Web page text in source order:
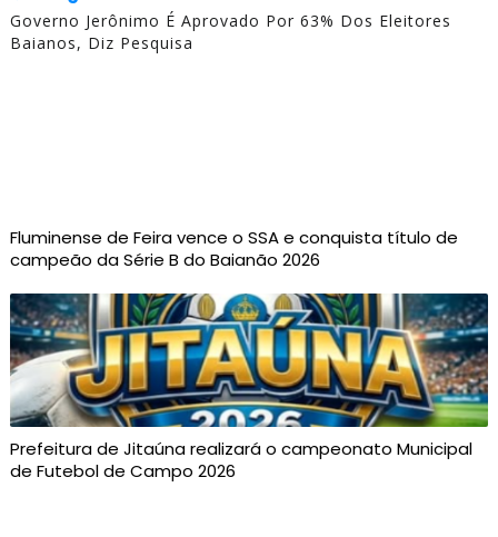
Governo Jerônimo É Aprovado Por 63% Dos Eleitores
Baianos, Diz Pesquisa
Fluminense de Feira vence o SSA e conquista título de
campeão da Série B do Baianão 2026
Prefeitura de Jitaúna realizará o campeonato Municipal
de Futebol de Campo 2026